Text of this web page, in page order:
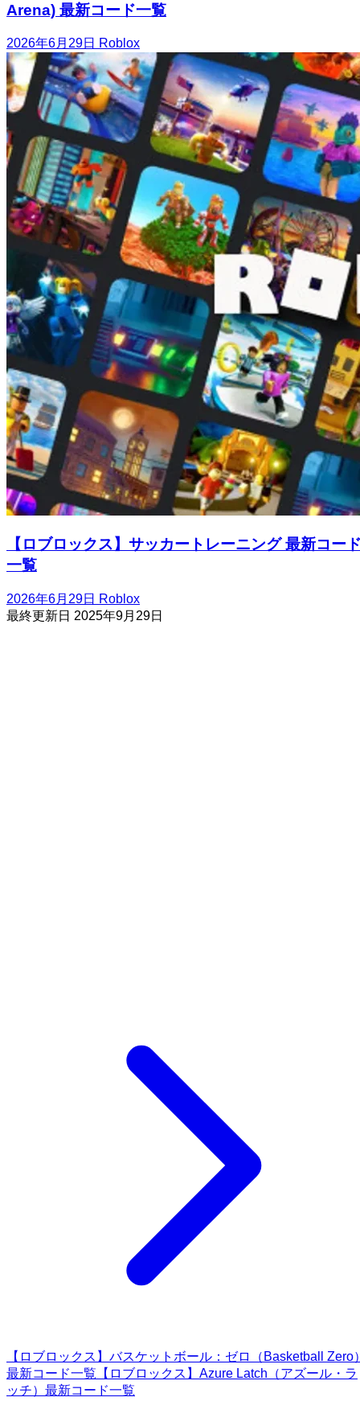
Arena) 最新コード一覧
2026年6月29日 Roblox
【ロブロックス】サッカートレーニング 最新コー
一覧
2026年6月29日 Roblox
最終更新日 2025年9月29日
【ロブロックス】バスケットボール：ゼロ（Basketball Zero
最新コード一覧 【ロブロックス】Azure Latch（アズール・ラ
ッチ）最新コード一覧